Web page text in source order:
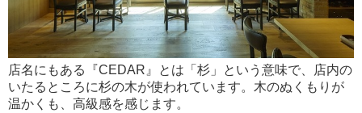
店名にもある『CEDAR』とは「杉」という意味で、店内の
いたるところに杉の木が使われています。木のぬくもりが
温かくも、高級感を感じます。